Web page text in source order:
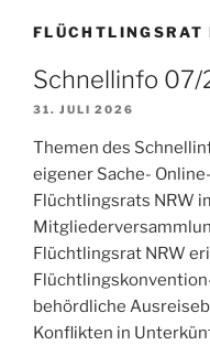
FLÜCHTLINGSRAT
Schnellinfo
31. JULI 2026
Themen des
eigener Sache-
Flüchtlingsrats NRW
Flüchtlingsrat NRW
behördliche
Konflikten in